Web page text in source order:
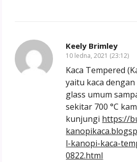
Keely Brimley
10 ledna, 2021 (23:12)
Kaca Tempered
yaitu kaca
glass umum
sekitar 700 °C
kunjungi https://
l-kanopi-kaca-
0822.html